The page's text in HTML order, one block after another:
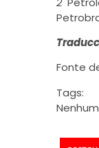
Fonte
Tags: